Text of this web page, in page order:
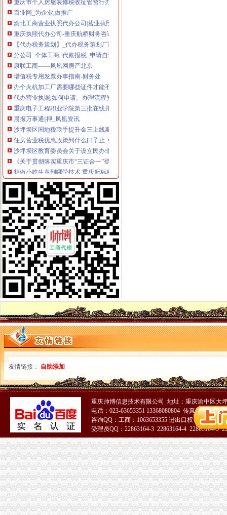
百业网_为企业,做推广
渝北工商营业执照代办公司|营业执照代办-重庆益记财务_【会计服务】
重庆执照代办公司-重庆航桥财务咨询有限公司
【代办税务策划】_代办税务策划厂家黄页_代办税务策划价格_顺企网
分公司_个体工商_代账报税_申请自营进出口权资质_营业执照_税务
康联工商——凤凰网房产北京
增值税专用发票办事指南-财务处
办个火机加工厂需要哪些证件才能不被查封-免费法律咨询-华律网
代办营业执照,如何申请、办理流程资询,工商局网上核名—沙坪坝
重庆电子工程职业学院第三批在线开放课程建设及应用项目（17C
晨报万事通||押_凤凰资讯
沙坪坝区国地税联手提升金三上线期间窗口服务质量_第1页-七一网
住房营业税优惠政策到什么曰子止_wangshuop_天涯问答_天涯社区
沙坪坝区教育委员会关于设立民办非学历教育培训学校的申办条件及程序
《关于贯彻落实重庆市“三证合一”登记制度改革实施方案的通知》
想做小吃生意到哪学技术,重庆新标杆餐饮培训学校欢迎你-培训通
新办税务登记一天就可以拿到黄浦推优化服务十项措施-新闻频道-华龙
重庆电子工程职业学院图书馆2018年中文纸质报刊（17A3793）采购
沙坪坝,沙坪坝无押|价格,厂家,图片-商虎中国
重庆市个人房屋装修税收征管暂行办法-华律网免费法律法规查询
（沙坪坝区社会保险公共业务办事指.doc
沙坪坝区哪里有民间个人公司,沙坪坝无押如何申请办理|
沙坪坝区办税务登记证
洪山区地税提速税务登记证当天申请当天领_荆楚网www.cnhubei.
上海注册公司办税务登记证的流程-爱喇叭网
兴庆北区国地税联合办理税务登记证-新华网宁夏频道
沙坪坝区人力资源市场LED屏及控制系统招标公告-中国采招网
中国[上海]自由贸易试验区单位纳税人新办税务登记证告知单-全文--法
【重庆沙坪坝区税务登记|税务登记证办理|代理税务登记】-重庆赶集网
重庆沙坪坝门户网
沙坪坝区办理营业执照需要的资料_经济论坛_论坛_天涯社区
营业执照_代理工商登记_分公司_个体工商户_代账报税_税务登记证_
重庆市国家税务局
租售转让|民初字|上诉状_凤凰资讯
由于公司要求,办理了个体营业执照和税务登记证,但是-免费法律咨
广告_凤凰资讯
【税务登记信息】赶集网
沙坪坝区公司注册_沙坪坝区注册公司_沙坪坝区代办注册公司_沙坪坝
注销公告：我单位经全体股东研究决定解,请各权务人自公告
重庆地税-政务公开
【重庆沙坪坝工商代办公司注册】-沙坪坝沙坪坝周边易登网
重庆公司注销：工商注册、税务登记、代办工商,代理记账-重庆爱问
重庆公司才成立,工商营业执照和税务登记证已办好,去地税税务登记
重庆工商营业执照代办-提供办理流程价格-重庆益记财务咨询有限公司
重庆一般纳税人申请：专业代账主城九区、免代办营业执照、税务登记
5.39万元_凤凰资讯
急急急速求“请问重庆个体工商户”办理需要那些文件和要好多钱和
【沙坪坝公司营业执照遗失声明登报税务登记证-沙坪坝沙坪坝易登网
友情链接： 自助添加
重庆帅博信息技术有限公司 地址：重庆渝中区大
电话：023-63653351 13368080804 传真：023-
咨询QQ：工商：1063653355 进出口权：
受理员QQ：22863164-3 22863164-4 22863164-5
51La